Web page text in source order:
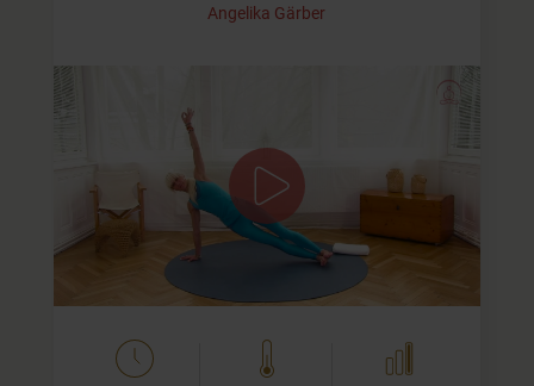
Angelika Gärber
Zweites Video der Serie
Dieses Tri Yoga - Video für Fortgeschrittene ist der zweite
Teil der Tri Yoga-Quickies. Er führt Dich wie schon beim
ersten Mal durch einen meditativen Flow am Boden. Es…